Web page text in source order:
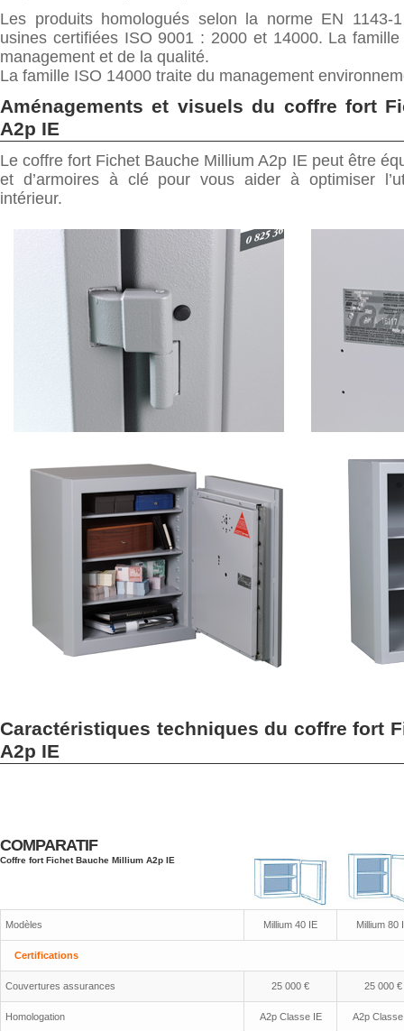
Les produits homologués selon la norme EN 1143-
usines certifiées ISO 9001 : 2000 et 14000. La
management et de la qualité.
La famille ISO 14000 traite du management
Aménagements et visuels du coffre fort
A2p IE
Le coffre fort Fichet Bauche Millium A2p IE peut être
et d’armoires à clé pour vous aider à optimiser
intérieur.
Caractéristiques techniques du coffre fort
A2p IE
COMPARATIF
Coffre fort Fichet Bauche Millium A2p IE
Modèles Millium 40 IE Millium 80
Certifications
Couvertures assurances 25 000 € 25 000 €
Homologation A2p Classe IE A2p